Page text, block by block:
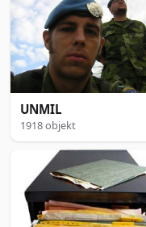
UNMIL
1918 objekt